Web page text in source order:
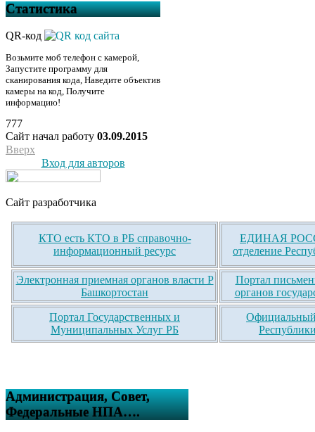
Статистика
QR-код
Возьмите моб телефон с камерой,
Запустите программу для
сканирования кода, Наведите объектив
камеры на код, Получите
информацию!
777
Сайт начал работу 03.09.2015
Вверх
Вход для авторов
Сайт разработчика
КТО есть КТО в РБ справочно-
информационный ресурс
ЕДИНАЯ
отделение
Электронная приемная органов власти Р
Башкортостан
Портал
органов
Портал Государственных и
Муниципальных Услуг РБ
Официальный
Администрация, Совет,
Федеральные НПА….